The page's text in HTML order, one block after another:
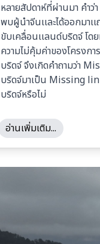
หลายสัปดาห์ที่ผ่านมา คำ
พบผู้นำจีนเเละได้ออกมา
ขับเคลื่อนเเลนด์บริดจ์ โ
ความไม่คุ้มค่าของโครงก
บริดจ์ จึงเกิดคำถามว่า
บริดจ์มาเป็น Missing
บริดจ์หรือไม่
อ่านเพิ่มเติม...